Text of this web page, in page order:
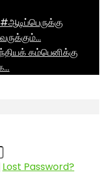
கம்பெனிக்கு
Lost Password?